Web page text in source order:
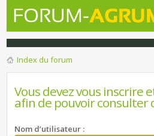
Index du forum
Vous devez vous inscrire
afin de pouvoir consulter
Nom d’utilisateur :